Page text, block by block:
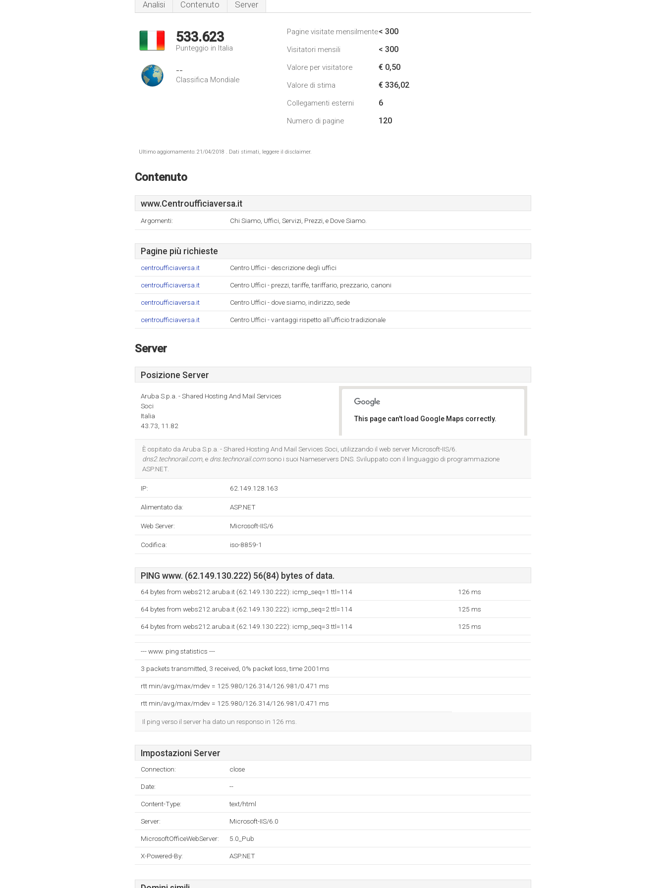
Analisi Contenuto Server
533.623
Punteggio in Italia
--
Classifica Mondiale
Pagine visitate mensilmente< 300
Visitatori mensili < 300
Valore per visitatore € 0,50
Valore di stima € 336,02
Collegamenti esterni 6
Numero di pagine 120
Ultimo aggiornamento: 21/04/2018 . Dati stimati, leggere il disclaimer.
Contenuto
www.Centroufficiaversa.it
Argomenti: Chi Siamo, Uffici, Servizi, Prezzi, e Dove Siamo.
Pagine più richieste
centroufficiaversa.it Centro Uffici - descrizione degli uffici
centroufficiaversa.it Centro Uffici - prezzi, tariffe, tariffario, prezzario, canoni
centroufficiaversa.it Centro Uffici - dove siamo, indirizzo, sede
centroufficiaversa.it Centro Uffici - vantaggi rispetto all'ufficio tradizionale
Server
Posizione Server
Aruba S.p.a. - Shared Hosting And Mail Services
Soci
Italia
43.73, 11.82
This page can't load Google Maps correctly.
È ospitato da Aruba S.p.a. - Shared Hosting And Mail Services Soci, utilizzando il web server Microsoft-IIS/6.
dns2.technorail.com, e dns.technorail.comsono i suoi Nameservers DNS. Sviluppato con il linguaggio di programmazione
ASP.NET.
IP: 62.149.128.163
Alimentato da: ASP.NET
Web Server: Microsoft-IIS/6
Codifica: iso-8859-1
PING www. (62.149.130.222) 56(84) bytes of data.
64 bytes from webs212.aruba.it (62.149.130.222): icmp_seq=1 ttl=114 126 ms
64 bytes from webs212.aruba.it (62.149.130.222): icmp_seq=2 ttl=114 125 ms
64 bytes from webs212.aruba.it (62.149.130.222): icmp_seq=3 ttl=114 125 ms
--- www. ping statistics ---
3 packets transmitted, 3 received, 0% packet loss, time 2001ms
rtt min/avg/max/mdev = 125.980/126.314/126.981/0.471 ms
rtt min/avg/max/mdev = 125.980/126.314/126.981/0.471 ms
Il ping verso il server ha dato un responso in 126 ms.
Impostazioni Server
Connection: close
Date: --
Content-Type: text/html
Server: Microsoft-IIS/6.0
MicrosoftOfficeWebServer: 5.0_Pub
X-Powered-By: ASP.NET